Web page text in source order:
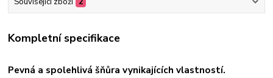
Kompletní specifikace
Pevná a spolehlivá šňůra vynikajících vlastností.